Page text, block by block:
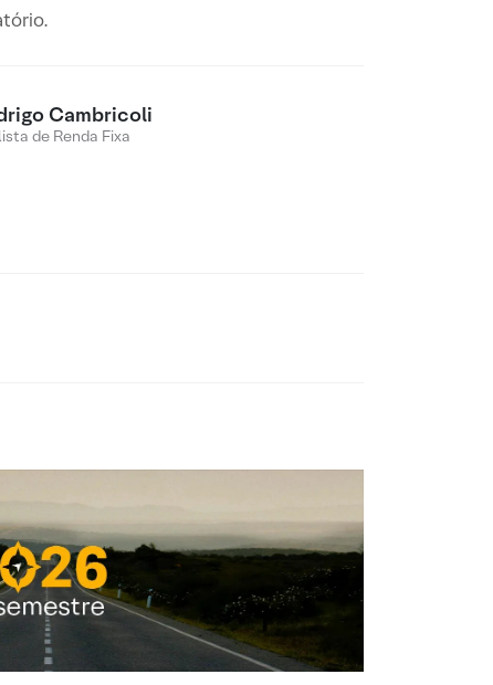
Cambricoli
de Renda Fixa